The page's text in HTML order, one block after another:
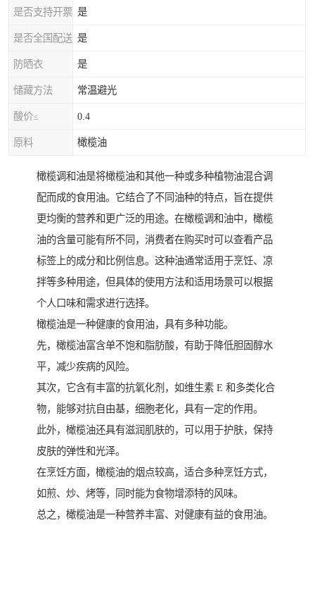
是否支持开票 是
是否全国配送 是
防晒衣 是
储藏方法 常温避光
酸价≤ 0.4
原料 橄榄油
橄榄调和油是将橄榄油和其他一种或多种植物油混合调
配而成的食用油。它结合了不同油种的特点，旨在提供
更均衡的营养和更广泛的用途。在橄榄调和油中，橄榄
油的含量可能有所不同，消费者在购买时可以查看产品
标签上的成分和比例信息。这种油通常适用于烹饪、凉
拌等多种用途，但具体的使用方法和适用场景可以根据
个人口味和需求进行选择。
橄榄油是一种健康的食用油，具有多种功能。
先，橄榄油富含单不饱和脂肪酸，有助于降低胆固醇水
平，减少疾病的风险。
其次，它含有丰富的抗氧化剂，如维生素 E 和多类化合
物，能够对抗自由基，细胞老化，具有一定的作用。
此外，橄榄油还具有滋润肌肤的，可以用于护肤，保持
皮肤的弹性和光泽。
在烹饪方面，橄榄油的烟点较高，适合多种烹饪方式，
如煎、炒、烤等，同时能为食物增添特的风味。
总之，橄榄油是一种营养丰富、对健康有益的食用油。